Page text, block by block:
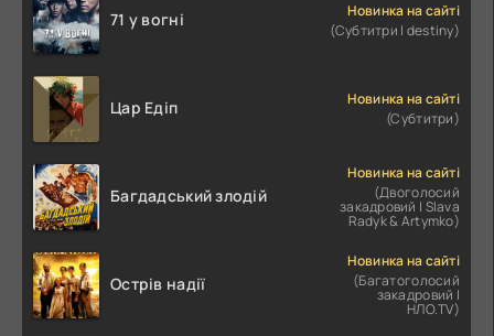
71 у вогні
Новинка на сайті
(Субтитри | destiny)
Цар Едіп
Новинка на сайті
(Субтитри)
Багдадський злодій
Новинка на сайті
(Двоголосий
закадровий | Slava
Radyk & Artymko)
Острів надії
Новинка на сайті
(Багатоголосий
закадровий |
НЛО.TV)